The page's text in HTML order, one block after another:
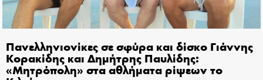
Πανελληνιονίκες σε σφύρα και δίσκο Γιάννης
Κορακίδης και Δημήτρης Παυλίδης:
«Μητρόπολη» στα αθλήματα ρίψεων το